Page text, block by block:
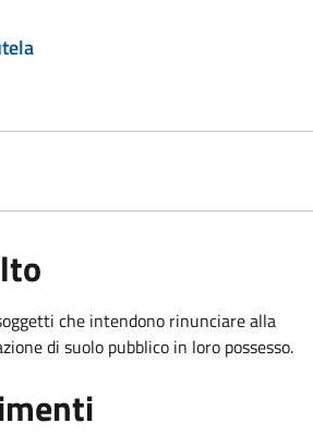
che intendono rinunciare alla
di suolo pubblico in loro possesso.